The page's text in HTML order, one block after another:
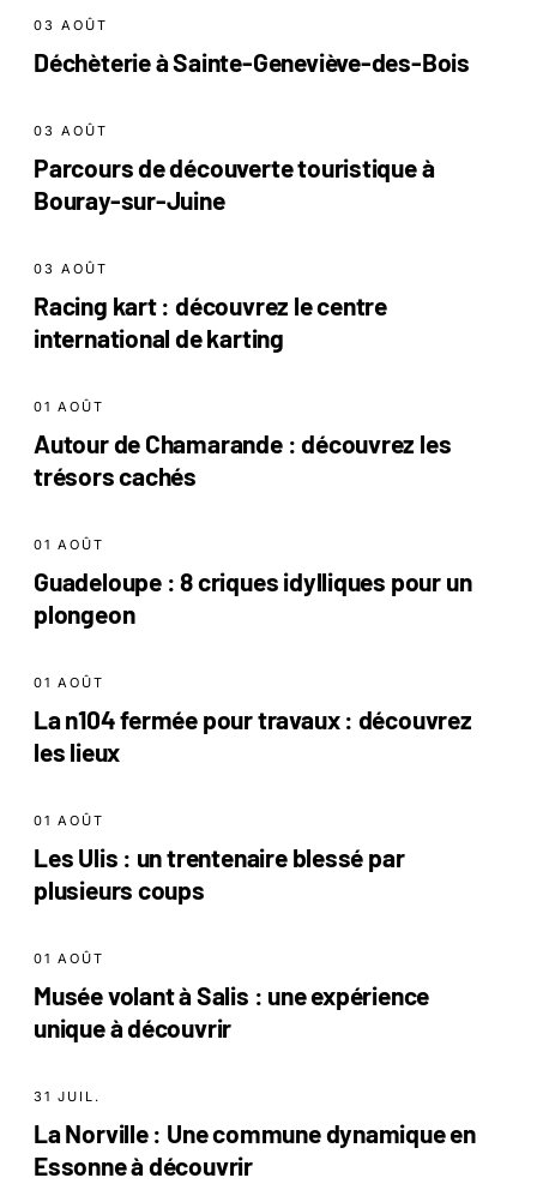
03 AOÛT
Déchèterie à Sainte-Geneviève-des-Bois
03 AOÛT
Parcours de découverte touristique à
Bouray-sur-Juine
03 AOÛT
Racing kart : découvrez le centre
international de karting
01 AOÛT
Autour de Chamarande : découvrez les
trésors cachés
01 AOÛT
Guadeloupe : 8 criques idylliques pour un
plongeon
01 AOÛT
La n104 fermée pour travaux : découvrez
les lieux
01 AOÛT
Les Ulis : un trentenaire blessé par
plusieurs coups
01 AOÛT
Musée volant à Salis : une expérience
unique à découvrir
31 JUIL.
La Norville : Une commune dynamique en
Essonne à découvrir